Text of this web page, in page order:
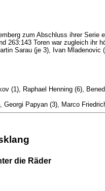
zum Abschluss ihrer Serie
263:143 Toren war zugleich ihr
Sarau (je 3), Ivan
(1), Raphael Henning (6),
Papyan (3), Marco
die Räder